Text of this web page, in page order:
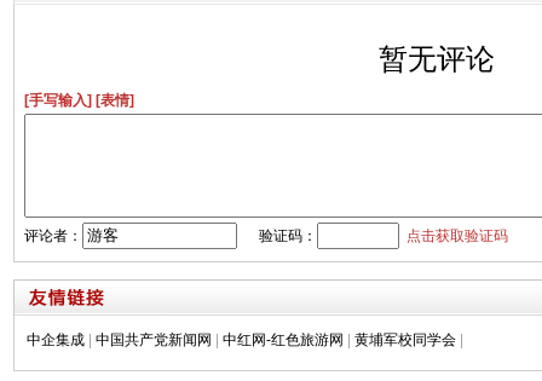
暂无评论
[手写输入] [表情]
评论者： 验证码： 点击获取验证码
中企集成 中国共产党新闻网 中红网-红色旅游网 黄埔军校同学会